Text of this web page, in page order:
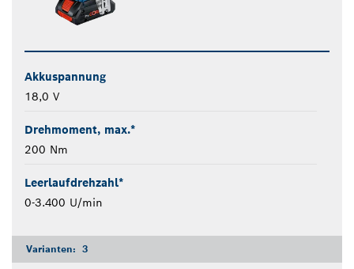
Akkuspannung
18,0 V
Drehmoment, max.*
200 Nm
Leerlaufdrehzahl*
0-3.400 U/min
Varianten: 3